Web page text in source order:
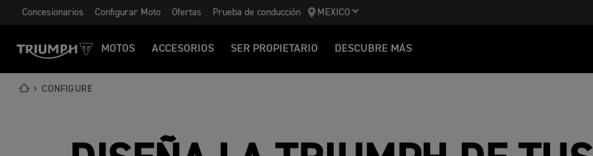
Concesionarios Configurar Moto Ofertas Prueba de conducción MEXICO
MOTOS ACCESORIOS SER PROPIETARIO DESCUBRE MÁS
CONFIGURE